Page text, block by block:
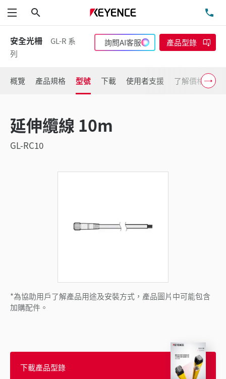
功能表
安全光柵
GL-R 系
列
詢問AI客服 產品型錄
概覽 產品規格 型號 下載 使用者支援 了解價格
延伸纜線 10m
GL-RC10
*為協助用戶了解產品用途及安裝方式，產品圖片中可能包含
加購配件。
下載產品型錄